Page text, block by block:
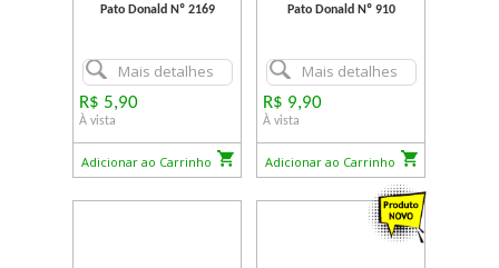
Pato Donald Nº 2169
Mais detalhes
R$ 5,90
À vista
Adicionar ao Carrinho
Pato Donald Nº 910
Mais detalhes
R$ 9,90
À vista
Adicionar ao Carrinho